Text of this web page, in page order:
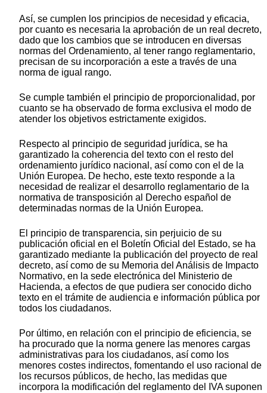
Así, se cumplen los principios de necesidad y eficacia,
por cuanto es necesaria la aprobación de un real decreto,
dado que los cambios que se introducen en diversas
normas del Ordenamiento, al tener rango reglamentario,
precisan de su incorporación a este a través de una
norma de igual rango.
Se cumple también el principio de proporcionalidad, por
cuanto se ha observado de forma exclusiva el modo de
atender los objetivos estrictamente exigidos.
Respecto al principio de seguridad jurídica, se ha
garantizado la coherencia del texto con el resto del
ordenamiento jurídico nacional, así como con el de la
Unión Europea. De hecho, este texto responde a la
necesidad de realizar el desarrollo reglamentario de la
normativa de transposición al Derecho español de
determinadas normas de la Unión Europea.
El principio de transparencia, sin perjuicio de su
publicación oficial en el Boletín Oficial del Estado, se ha
garantizado mediante la publicación del proyecto de real
decreto, así como de su Memoria del Análisis de Impacto
Normativo, en la sede electrónica del Ministerio de
Hacienda, a efectos de que pudiera ser conocido dicho
texto en el trámite de audiencia e información pública por
todos los ciudadanos.
Por último, en relación con el principio de eficiencia, se
ha procurado que la norma genere las menores cargas
administrativas para los ciudadanos, así como los
menores costes indirectos, fomentando el uso racional de
los recursos públicos, de hecho, las medidas que
incorpora la modificación del reglamento del IVA suponen